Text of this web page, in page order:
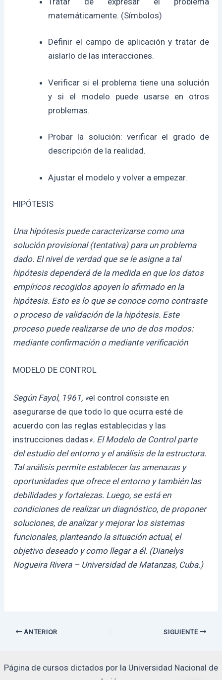
matemáticamente. (Símbolos)
Definir el campo de aplicación y tratar de
aislarlo de las interacciones.
Verificar si el problema tiene una solución
y si el modelo puede usarse en otros
problemas.
Probar la solución: verificar el grado de
descripción de la realidad.
Ajustar el modelo y volver a empezar.
HIPÓTESIS
Una hipótesis puede caracterizarse como una
solución provisional (tentativa) para un problema
dado. El nivel de verdad que se le asigne a tal
hipótesis dependerá de la medida en que los datos
empíricos recogidos apoyen lo afirmado en la
hipótesis. Esto es lo que se conoce como contraste
o proceso de validación de la hipótesis. Este
proceso puede realizarse de uno de dos modos:
mediante confirmación o mediante verificación
MODELO DE CONTROL
Según Fayol, 1961, «el control consiste en
asegurarse de que todo lo que ocurra esté de
acuerdo con las reglas establecidas y las
instrucciones dadas«. El Modelo de Control parte
del estudio del entorno y el análisisde la estructura.
Tal análisis permite establecer las amenazas y
oportunidades que ofrece el entorno y también las
debilidades y fortalezas. Luego, se está en
condiciones de realizar un diagnóstico, de proponer
soluciones, de analizar y mejorar los sistemas
funcionales, planteando la situación actual, el
objetivo deseado y como llegar a él. (Dianelys
Nogueira Rivera – Universidad de Matanzas, Cuba.)
Navegación
ANTERIOR SIGUIENTE
Página de cursos dictados por la Universidad Nacional de